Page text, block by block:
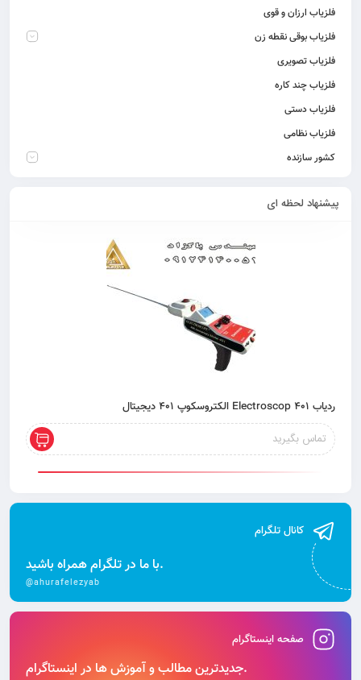
فلزیاب ارزان و قوی
فلزیاب بوقی نقطه زن
فلزیاب تصویری
فلزیاب چند کاره
فلزیاب دستی
فلزیاب نظامی
کشور سازنده
پیشنهاد لحظه ای
ردیاب 401 Electroscop الکتروسکوپ 401 دیجیتال
تماس بگیرید
کانال تلگرام
با ما در تلگرام همراه باشید.
@ahurafelezyab
صفحه اینستاگرام
جدیدترین مطالب و آموزش‌ ها در اینستاگرام.